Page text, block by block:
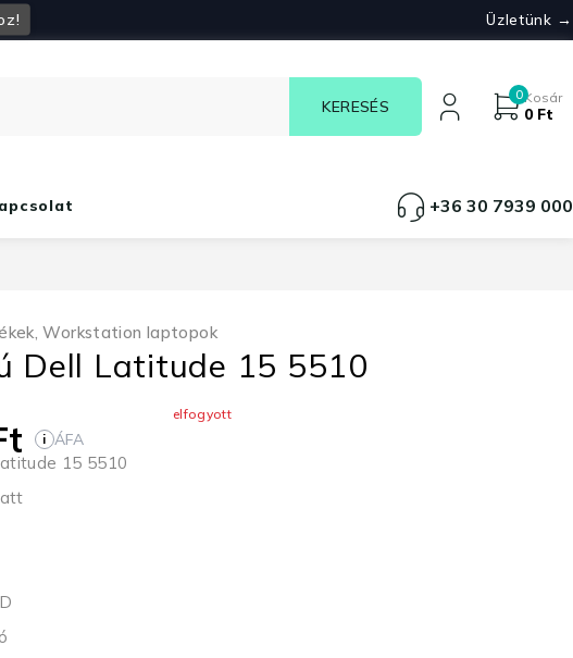
Üzletünk →
0Kosár
0 Ft
+36 30 7939 000
,Workstation laptopok
Dell Latitude 15 5510
elfogyott
i ÁFA
15 5510